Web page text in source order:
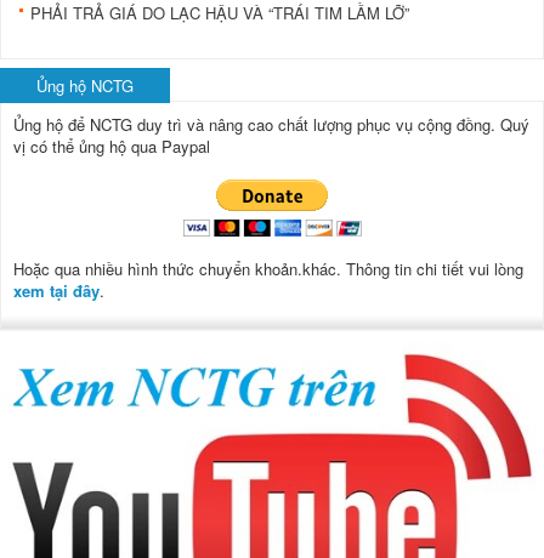
PHẢI TRẢ GIÁ DO LẠC HẬU VÀ “TRÁI TIM LẦM LỠ”
Ủng hộ NCTG
Ủng hộ để NCTG duy trì và nâng cao chất lượng phục vụ cộng đồng. Quý
vị có thể ủng hộ qua Paypal
Hoặc qua nhiều hình thức chuyển khoản.khác. Thông tin chi tiết vui lòng
xem tại đây.